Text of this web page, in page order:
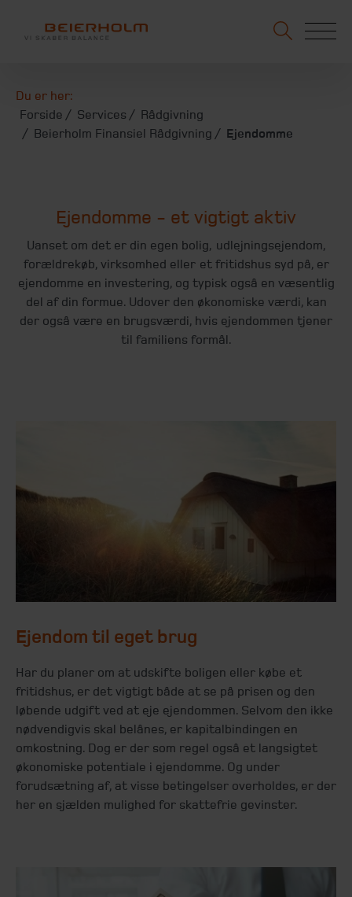
Du er her:
Forside
Services
Rådgivning
Beierholm Finansiel Rådgivning
Ejendomme
Ejendomme - et vigtigt aktiv
Uanset om det er din egen bolig, udlejningsejendom,
forældrekøb, virksomhed eller et fritidshus syd på, er
ejendomme en investering, og typisk også en væsentlig
del af din formue. Udover den økonomiske værdi, kan
der også være en brugsværdi, hvis ejendommen tjener
til familiens formål.
Ejendom til eget brug
Har du planer om at udskifte boligen eller købe et
fritidshus, er det vigtigt både at se på prisen og den
løbende udgift ved at eje ejendommen. Selvom den ikke
nødvendigvis skal belånes, er kapitalbindingen en
omkostning. Dog er der som regel også et langsigtet
økonomiske potentiale i ejendomme. Og under
forudsætning af, at visse betingelser overholdes, er der
her en sjælden mulighed for skattefrie gevinster.